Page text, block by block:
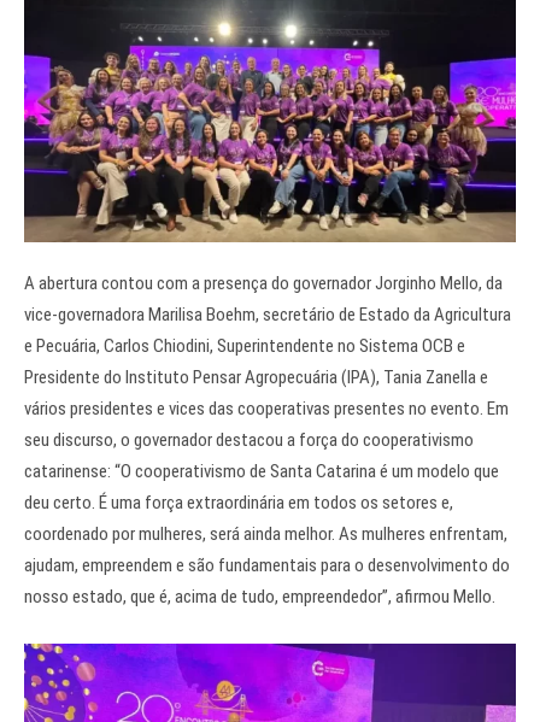
A abertura contou com a presença do governador Jorginho Mello, da
vice-governadora Marilisa Boehm, secretário de Estado da Agricultura
e Pecuária, Carlos Chiodini, Superintendente no Sistema OCB e
Presidente do Instituto Pensar Agropecuária (IPA), Tania Zanella e
vários presidentes e vices das cooperativas presentes no evento. Em
seu discurso, o governador destacou a força do cooperativismo
catarinense: “O cooperativismo de Santa Catarina é um modelo que
deu certo. É uma força extraordinária em todos os setores e,
coordenado por mulheres, será ainda melhor. As mulheres enfrentam,
ajudam, empreendem e são fundamentais para o desenvolvimento do
nosso estado, que é, acima de tudo, empreendedor”, afirmou Mello.